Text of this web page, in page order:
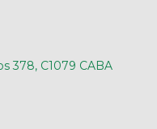
378, C1079 CABA